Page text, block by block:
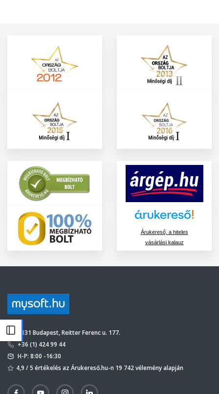
Árukereső, a hiteles
vásárlási kalauz
1131 Budapest, Reitter Ferenc u. 177.
+36 (1) 424 99 44
H-P: 8:00 -16:30
4,9 / 5 értékelés az Árukereső.hu-n 19 742 vélemény alapján